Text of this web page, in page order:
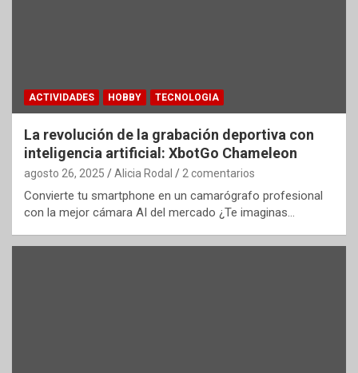
ACTIVIDADES HOBBY TECNOLOGIA
La revolución de la grabación deportiva con
inteligencia artificial: XbotGo Chameleon
agosto 26, 2025 Alicia Rodal 2 comentarios
Convierte tu smartphone en un camarógrafo profesional
con la mejor cámara AI del mercado ¿Te imaginas…